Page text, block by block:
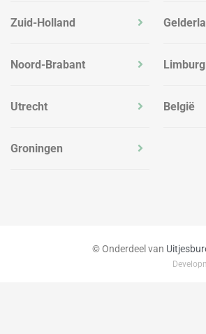
Zuid-Holland
Noord-Brabant
Utrecht
Groningen
Limburg
België
© Onderdeel van